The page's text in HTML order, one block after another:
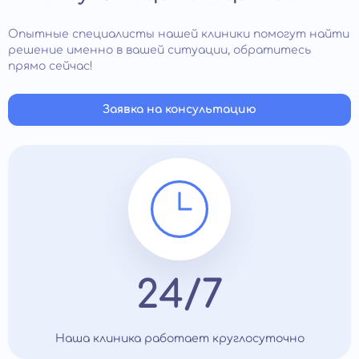
Опытные специалисты нашей клиники помогут найти
решение именно в вашей ситуации, обратитесь
прямо сейчас!
Заявка на консультацию
24/7
Наша клиника работает круглосуточно